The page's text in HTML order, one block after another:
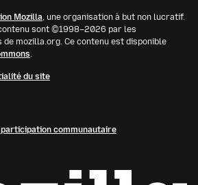
Mozilla, une organisation à but non lucratif.
sont ©1998–2026 par les
mozilla.org. Ce contenu est disponible
.
du site
communautaire